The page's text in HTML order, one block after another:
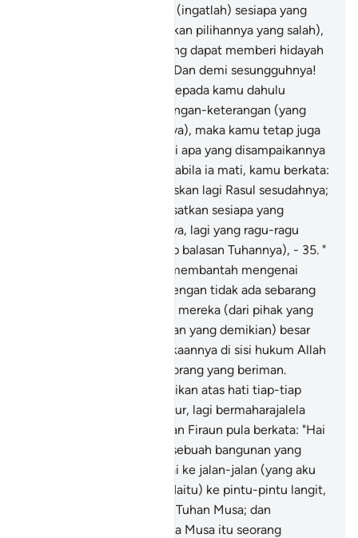
kamu dari azab Allah. Dan (ingatlah) sesiapa yang
disesatkan Allah (disebabkan pilihannya yang salah),
maka tiada sesiapapun yang dapat memberi hidayah
"Dan demi sesungguhnya!
Nabi Yusuf telah datang kepada kamu dahulu
dengan membawa keterangan-keterangan (yang
membuktikan kerasulannya), maka kamu tetap juga
dalam keraguan mengenai apa yang disampaikannya
kepada kamu sehingga apabila ia mati, kamu berkata:
Allah tidak akan mengutuskan lagi Rasul sesudahnya;
demikianlah Allah menyesatkan sesiapa yang
melampau kederhakaannya, lagi yang ragu-ragu
kepercayaannya (terhadap balasan Tuhannya), - 35. "
(Iaitu) orang-orang yang membantah mengenai
maksud ayat-ayat Allah dengan tidak ada sebarang
bukti yang sampai kepada mereka (dari pihak yang
diakui benarnya). (Bantahan yang demikian) besar
kebenciannya dan kemurkaannya di sisi hukum Allah
dan di sisi bawaan orang-orang yang beriman.
Demikianlah Allah meteraikan atas hati tiap-tiap
orang yang sombong takbur, lagi bermaharajalela
Dan Firaun pula berkata: "Hai
Haman! Binalah untukku sebuah bangunan yang
tinggi, semoga aku sampai ke jalan-jalan (yang aku
"(Iaitu) ke pintu-pintu langit,
supaya aku dapat melihat Tuhan Musa; dan
sesungguhnya aku percaya Musa itu seorang